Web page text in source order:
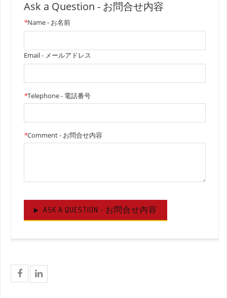
Ask a Question - お問合せ内容
*Name - お名前
Email - メールアドレス
*Telephone - 電話番号
*Comment - お問合せ内容
ASK A QUESTION - お問合せ内容